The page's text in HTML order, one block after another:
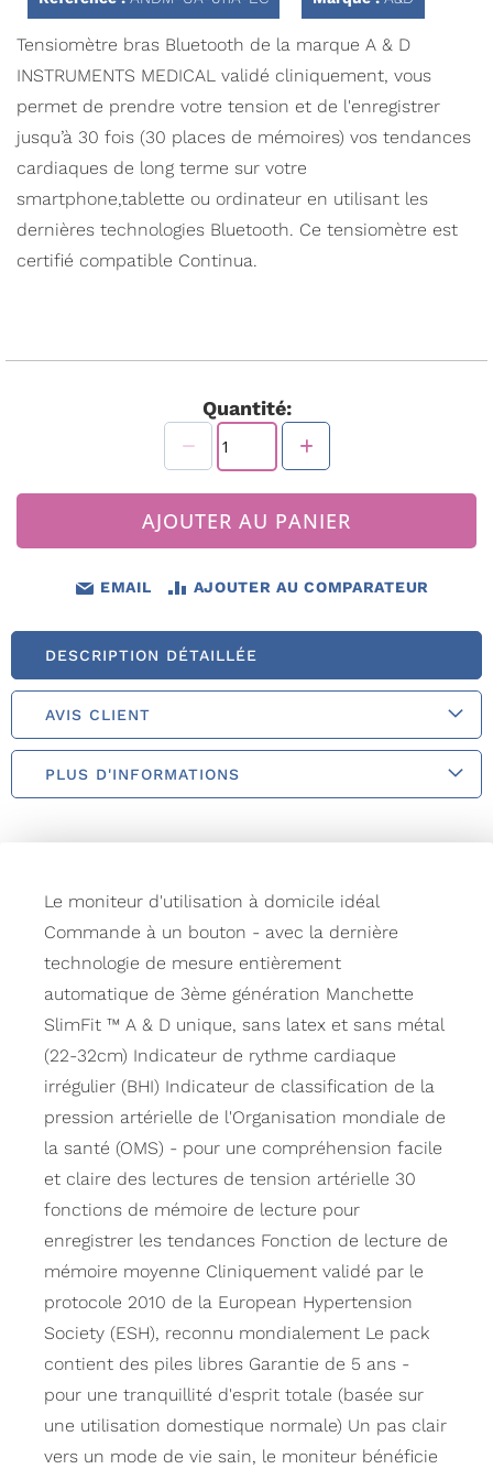
Tensiomètre bras Bluetooth de la marque A & D
INSTRUMENTS MEDICAL validé cliniquement, vous
permet de prendre votre tension et de l'enregistrer
jusqu’à 30 fois (30 places de mémoires) vos tendances
cardiaques de long terme sur votre
smartphone,tablette ou ordinateur en utilisant les
dernières technologies Bluetooth. Ce tensiomètre est
certifié compatible Continua.
Quantité:
AJOUTER AU PANIER
EMAIL AJOUTER AU COMPARATEUR
DESCRIPTION DÉTAILLÉE
AVIS CLIENT
PLUS D'INFORMATIONS
Le moniteur d'utilisation à domicile idéal
Commande à un bouton - avec la dernière
technologie de mesure entièrement
automatique de 3ème génération Manchette
SlimFit ™ A & D unique, sans latex et sans métal
(22-32cm) Indicateur de rythme cardiaque
irrégulier (BHI) Indicateur de classification de la
pression artérielle de l'Organisation mondiale de
la santé (OMS) - pour une compréhension facile
et claire des lectures de tension artérielle 30
fonctions de mémoire de lecture pour
enregistrer les tendances Fonction de lecture de
mémoire moyenne Cliniquement validé par le
protocole 2010 de la European Hypertension
Society (ESH), reconnu mondialement Le pack
contient des piles libres Garantie de 5 ans -
pour une tranquillité d'esprit totale (basée sur
une utilisation domestique normale) Un pas clair
vers un mode de vie sain, le moniteur bénéficie